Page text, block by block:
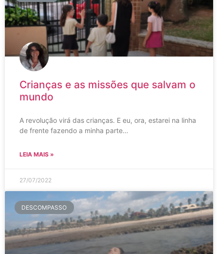
Crianças e as missões que salvam o
mundo
A revolução virá das crianças. E eu, ora, estarei na linha
de frente fazendo a minha parte…
LEIA MAIS »
27/07/2022
DESCOMPASSO